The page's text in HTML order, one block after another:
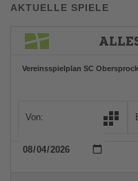
AKTUELLE SPIELE